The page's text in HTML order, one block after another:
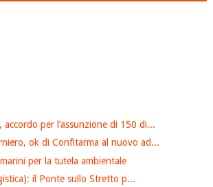
accordo per l’assunzione di 150 di...
ok di Confitarma al nuovo ad...
per la tutela ambientale
il Ponte sullo Stretto p...